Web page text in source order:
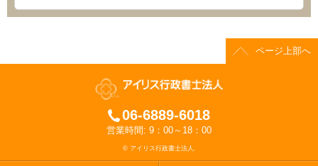
ページ上部へ
06-6889-6018
営業時間: 9：00～18：00
© アイリス行政書士法人.